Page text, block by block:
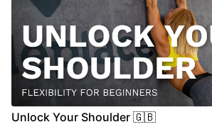
Unlock Your Shoulder 🇬🇧